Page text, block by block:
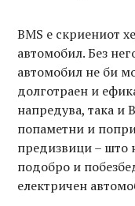
BMS е скриениот
автомобил. Без
автомобил не би
долготраен и
напредува, така и
попаметни и
предизвици – што
подобро и
електричен